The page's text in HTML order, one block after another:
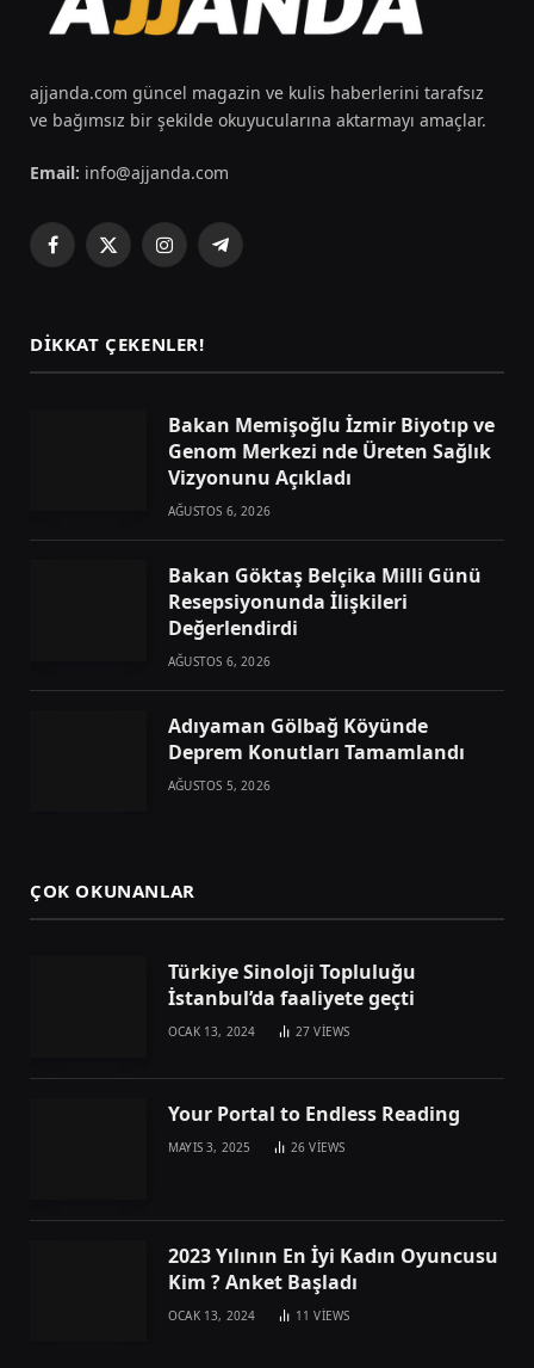
ajjanda.com güncel magazin ve kulis haberlerini tarafsız
ve bağımsız bir şekilde okuyucularına aktarmayı amaçlar.
Email: info@ajjanda.com
Facebook
X
InstagramTelegram
DIKKAT ÇEKENLER!
Bakan Memişoğlu İzmir Biyotıp ve
Genom Merkezi nde Üreten Sağlık
Vizyonunu Açıkladı
AĞUSTOS 6, 2026
Bakan Göktaş Belçika Milli Günü
Resepsiyonunda İlişkileri
Değerlendirdi
AĞUSTOS 6, 2026
Adıyaman Gölbağ Köyünde
Deprem Konutları Tamamlandı
AĞUSTOS 5, 2026
ÇOK OKUNANLAR
Türkiye Sinoloji Topluluğu
İstanbul’da faaliyete geçti
OCAK 13, 2024 27VIEWS
Your Portal to Endless Reading
MAYIS 3, 2025 26VIEWS
2023 Yılının En İyi Kadın Oyuncusu
Kim ? Anket Başladı
OCAK 13, 2024 11VIEWS